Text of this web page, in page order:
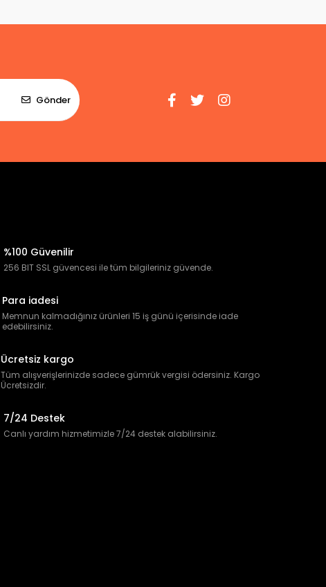
Gönder
%100 Güvenilir
256 BIT SSL güvencesi ile tüm bilgileriniz güvende.
Para iadesi
Memnun kalmadığınız ürünleri 15 iş günü içerisinde iade
edebilirsiniz.
Ücretsiz kargo
Tüm alışverişlerinizde sadece gümrük vergisi ödersiniz. Kargo
Ücretsizdir.
7/24 Destek
Canlı yardım hizmetimizle 7/24 destek alabilirsiniz.